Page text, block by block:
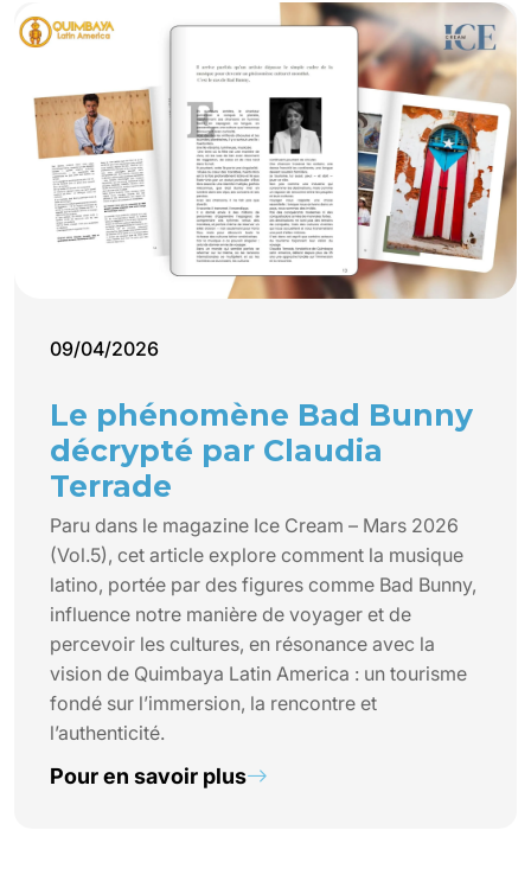
09/04/2026
Le phénomène Bad Bunny
décrypté par Claudia
Terrade
Paru dans le magazine Ice Cream – Mars 2026
(Vol.5), cet article explore comment la musique
latino, portée par des figures comme Bad Bunny,
influence notre manière de voyager et de
percevoir les cultures, en résonance avec la
vision de Quimbaya Latin America : un tourisme
fondé sur l’immersion, la rencontre et
l’authenticité.
Pour en savoir plus